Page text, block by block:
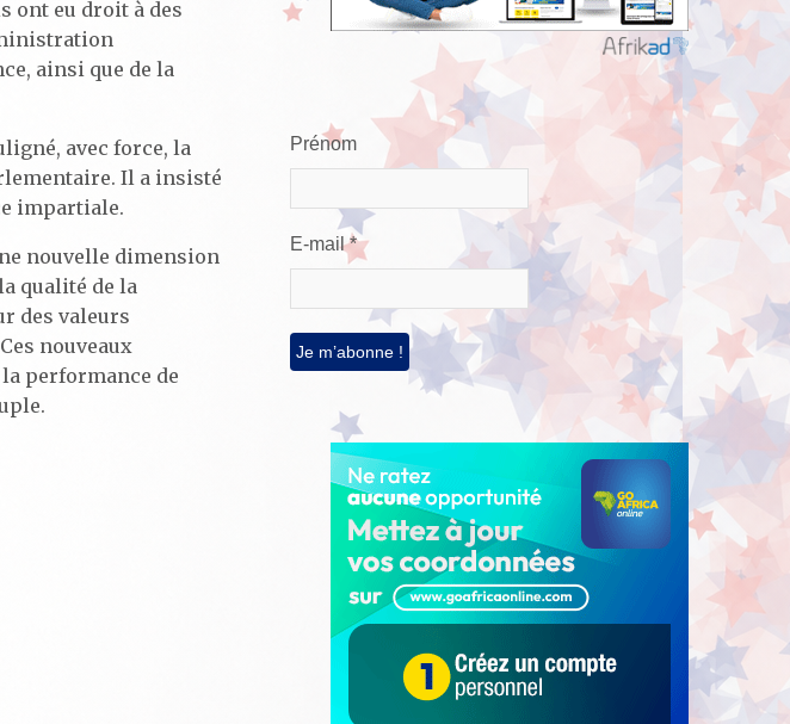
ont eu droit à des
ainsi que de la
avec force, la
Il a insisté
impartiale.
nouvelle dimension
qualité de la
des valeurs
nouveaux
performance de
Prénom
E-mail*